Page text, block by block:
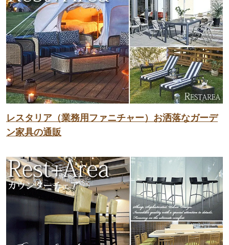
レスタリア（業務用ファニチャー）お洒落なガーデ
ン家具の通販